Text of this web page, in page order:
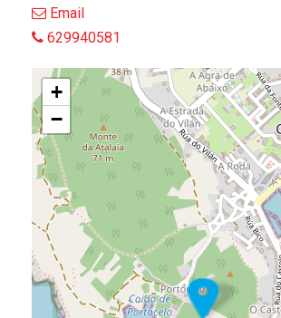
Email
629940581
+
−